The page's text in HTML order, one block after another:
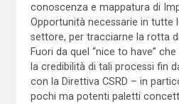
conoscenza e mappatura di
Opportunità necessarie in tutte
settore, per tracciarne la rotta
Fuori da quel “nice to have”
la credibilità di tali processi fin
con la Direttiva CSRD – in
pochi ma potenti paletti